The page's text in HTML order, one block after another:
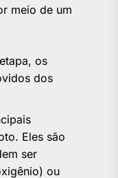
meio de um
os
dos
Eles são
ser
ou